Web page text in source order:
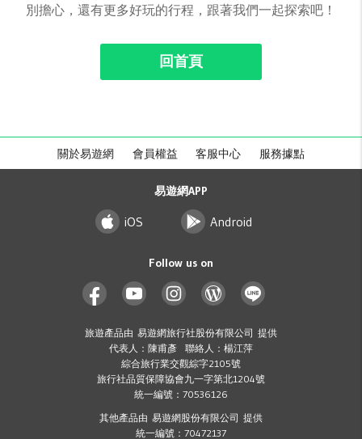
別擔心，還有更多好玩的行程，跟著我們一起探索吧！
回首頁
關於易遊網 會員權益 客服中心 服務據點
易遊網APP
iOS Android
Follow us on
旅遊產品由 易遊網旅行社股份有限公司 提供
代表人：陳甫彥 聯絡人：楊江萍
綜合旅行業交觀綜字2105號
旅行社品質保障協會九一字第北1204號
統一編號：70536126
其他產品由 易遊網股份有限公司 提供
統一編號：70472137